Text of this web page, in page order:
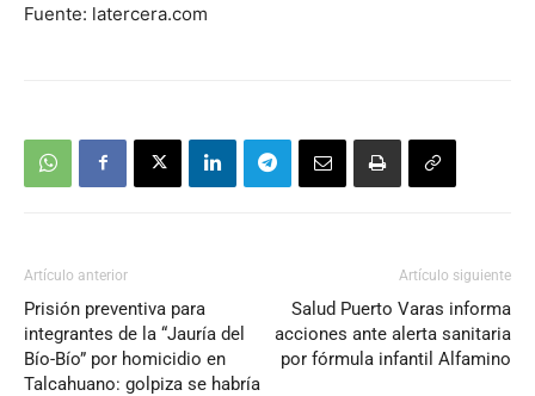
Fuente: latercera.com
Artículo anterior
Prisión preventiva para
integrantes de la “Jauría del
Bío-Bío” por homicidio en
Talcahuano: golpiza se habría
Artículo siguiente
Salud Puerto Varas informa
acciones ante alerta sanitaria
por fórmula infantil Alfamino